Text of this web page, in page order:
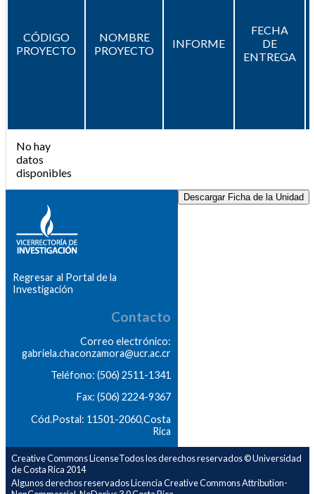
CÓDIGO
PROYECTO
NOMBRE
PROYECTO
INFORME
FECHA
DE
ENTREGA
No hay
datos
disponibles
Descargar Ficha de la Unidad
Regresar al Portal de la
Investigación
Contacto
Correo electrónico:
gabriela.chaconzamora@ucr.ac.cr
Teléfono: (506) 2511-1341
Fax: (506) 2224-9367
Cód.Postal: 11501-2060,Costa
Rica
Creative Commons LicenseTodos los derechos reservados © Universidad
de Costa Rica 2014
Algunos derechos reservados Licencia Creative Commons Attribution-